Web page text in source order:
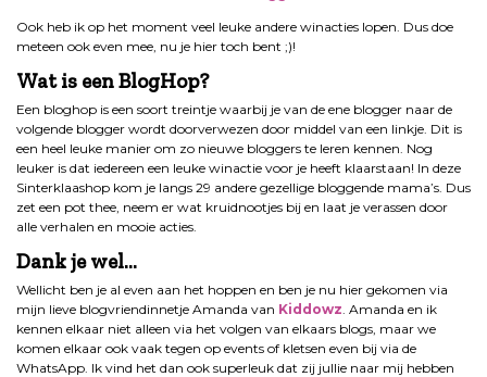
Ook heb ik op het moment veel leuke andere winacties lopen. Dus doe
meteen ook even mee, nu je hier toch bent ;)!
Wat is een BlogHop?
Een bloghop is een soort treintje waarbij je van de ene blogger naar de
volgende blogger wordt doorverwezen door middel van een linkje. Dit is
een heel leuke manier om zo nieuwe bloggers te leren kennen. Nog
leuker is dat iedereen een leuke winactie voor je heeft klaarstaan! In deze
Sinterklaashop kom je langs 29 andere gezellige bloggende mama’s. Dus
zet een pot thee, neem er wat kruidnootjes bij en laat je verassen door
alle verhalen en mooie acties.
Dank je wel…
Wellicht ben je al even aan het hoppen en ben je nu hier gekomen via
mijn lieve blogvriendinnetje Amanda van Kiddowz . Amanda en ik
kennen elkaar niet alleen via het volgen van elkaars blogs, maar we
komen elkaar ook vaak tegen op events of kletsen even bij via de
WhatsApp. Ik vind het dan ook superleuk dat zij jullie naar mij hebben